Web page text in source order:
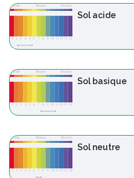
Sol acide
Sol basique
Sol neutre